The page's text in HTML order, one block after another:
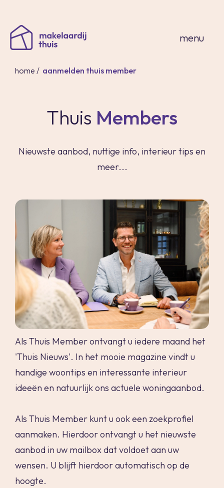
menu
sluiten
home
expertises
over ons
contact
inloggen
maak een afspraak
home / aanmelden thuis member
Thuis Members
Nieuwste aanbod, nuttige info, interieur tips en
meer...
Als Thuis Member ontvangt u iedere maand het
'Thuis Nieuws'. In het mooie magazine vindt u
handige woontips en interessante interieur
ideeën en natuurlijk ons actuele woningaanbod.
Als Thuis Member kunt u ook een zoekprofiel
aanmaken. Hierdoor ontvangt u het nieuwste
aanbod in uw mailbox dat voldoet aan uw
wensen. U blijft hierdoor automatisch op de
hoogte.